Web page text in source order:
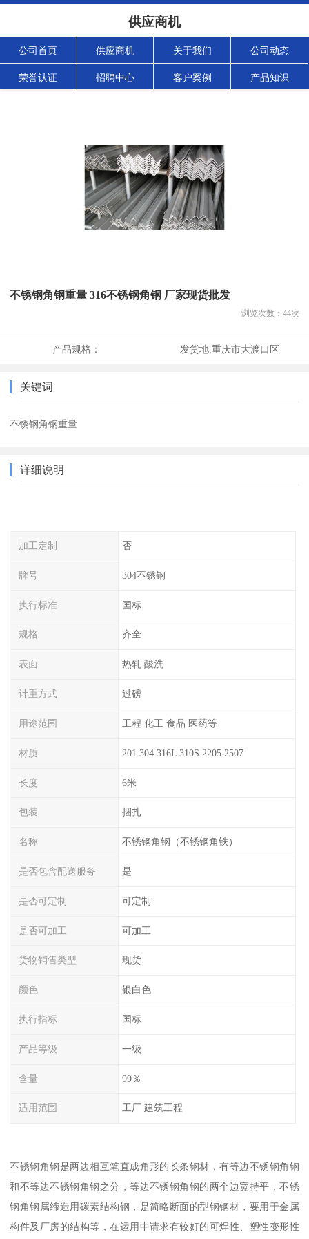
供应商机
公司首页 供应商机 关于我们 公司动态
荣誉认证 招聘中心 客户案例 产品知识
不锈钢角钢重量 316不锈钢角钢 厂家现货批发
浏览次数： 44次
产品规格： 发货地:重庆市大渡口区
关键词
不锈钢角钢重量
详细说明
加工定制 否
牌号 304不锈钢
执行标准 国标
规格 齐全
表面 热轧 酸洗
计重方式 过磅
用途范围 工程 化工 食品 医药等
材质 201 304 316L 310S 2205 2507
长度 6米
包装 捆扎
名称 不锈钢角钢（不锈钢角铁）
是否包含配送服务 是
是否可定制 可定制
是否可加工 可加工
货物销售类型 现货
颜色 银白色
执行指标 国标
产品等级 一级
含量 99％
适用范围 工厂 建筑工程
不锈钢角钢是两边相互笔直成角形的长条钢材，有等边不锈钢角钢
和不等边不锈钢角钢之分，等边不锈钢角钢的两个边宽持平，不锈
钢角钢属缔造用碳素结构钢，是简略断面的型钢钢材，要用于金属
构件及厂房的结构等，在运用中请求有较好的可焊性、塑性变形性